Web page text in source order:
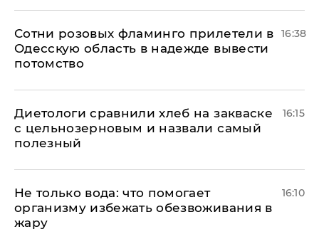
Сотни розовых фламинго прилетели в
Одесскую область в надежде вывести
потомство
16:38
Диетологи сравнили хлеб на закваске
с цельнозерновым и назвали самый
полезный
16:15
Не только вода: что помогает
организму избежать обезвоживания в
жару
16:10